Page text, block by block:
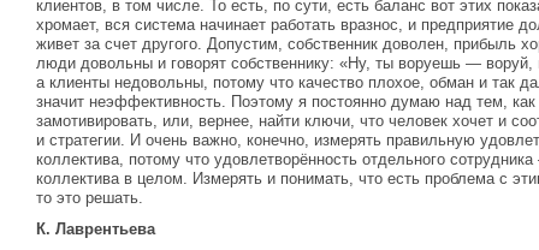
клиентов, в том числе. То есть, по сути, есть баланс вот этих
хромает, вся система начинает работать вразнос, и предприятие
живет за счет другого. Допустим, собственник доволен, прибыль
люди довольны и говорят собственнику: «Ну, ты воруешь —
а клиенты недовольны, потому что качество плохое, обман и так
значит неэффективность. Поэтому я постоянно думаю над тем,
замотивировать, или, вернее, найти ключи, что человек хочет и
и стратегии. И очень важно, конечно, измерять правильную
коллектива, потому что удовлетворённость отдельного
коллектива в целом. Измерять и понимать, что есть проблема с
то это решать.
К. Лаврентьева